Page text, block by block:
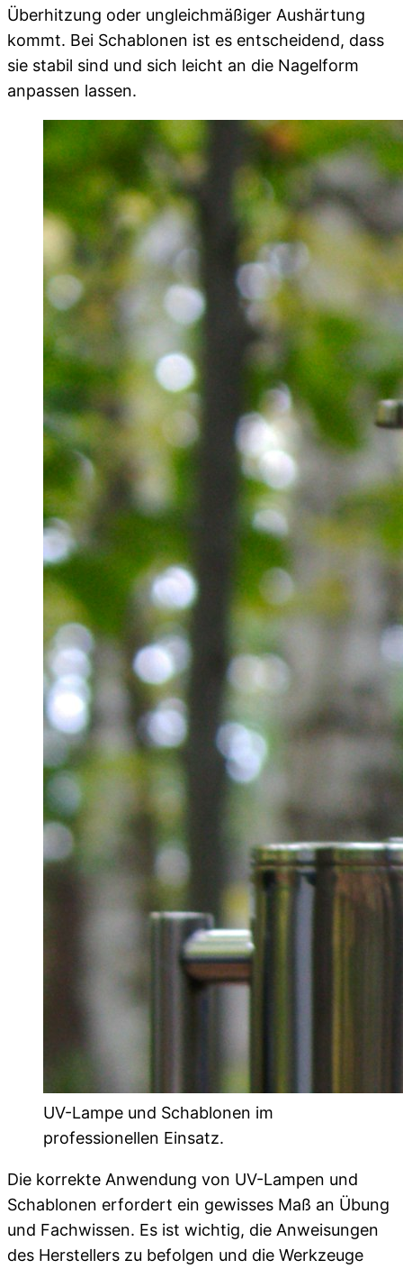
Überhitzung oder ungleichmäßiger Aushärtung
kommt. Bei Schablonen ist es entscheidend, dass
sie stabil sind und sich leicht an die Nagelform
anpassen lassen.
UV-Lampe und Schablonen im
professionellen Einsatz.
Die korrekte Anwendung von UV-Lampen und
Schablonen erfordert ein gewisses Maß an Übung
und Fachwissen. Es ist wichtig, die Anweisungen
des Herstellers zu befolgen und die Werkzeuge